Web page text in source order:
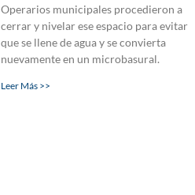
Operarios municipales procedieron a
cerrar y nivelar ese espacio para evitar
que se llene de agua y se convierta
nuevamente en un microbasural.
Leer Más >>